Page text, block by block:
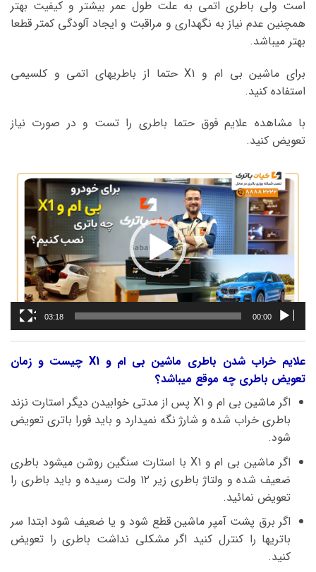
است ولی باطری اتمی به علت طول عمر بیشتر و کیفیت بهتر
همچنین عدم نیاز به نگهداری و مراقبت و ایجاد آلودگی کمتر قطعا
بهتر میباشد.
برای ماشین بی ام و X1 حتما از باطریهای اتمی و کلسیمی
استفاده کنید.
با مشاهده علایم فوق حتما باطری را تست و در صورت نیاز
تعویض کنید.
نمایشگر
ویدیو
00:00
03:18
علایم خراب شدن باطری ماشین بی ام و X1 چیست و زمان
تعویض باطری چه موقع میباشد؟
اگر ماشین بی ام و X1 پس از مدتی خوابیدن دیگر استارت نزند
باطری خراب شده و شارژ نگه نمیدارد و باید فورا باتری تعویض
شود.
اگر ماشین بی ام و X1 با استارت سنگین روشن میشود باطری
ضعیف شده و ولتاژ باطری زیر ۱۲ ولت رسیده و باید باطری را
تعویض نمائید.
اگر برق پشت آمپر ماشین قطع شود و یا ضعیف شود ابتدا سر
باتریها را کنترل کنید اگر مشکلی نداشت باطری را تعویض
کنید.